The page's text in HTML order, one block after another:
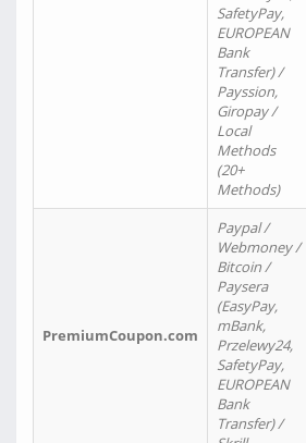
SafetyPay,
EUROPEAN
Bank
Transfer) /
Payssion,
Giropay /
Local
Methods
(20+
Methods)
PremiumCoupon.com
Paypal /
Webmoney /
Bitcoin /
Paysera
(EasyPay,
mBank,
Przelewy24,
SafetyPay,
EUROPEAN
Bank
Transfer) /